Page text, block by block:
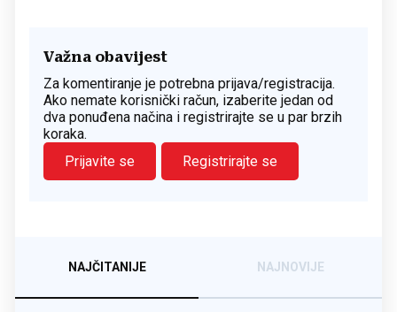
Važna obavijest
Za komentiranje je potrebna prijava/registracija.
Ako nemate korisnički račun, izaberite jedan od
dva ponuđena načina i registrirajte se u par brzih
koraka.
Prijavite se
Registrirajte se
NAJČITANIJE NAJNOVIJE